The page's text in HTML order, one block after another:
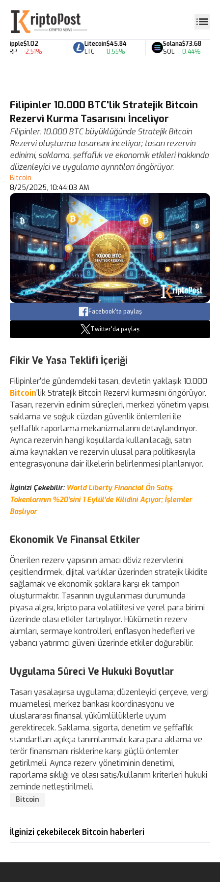
Ripple
XRP
$1.02
-2.51%
Litecoin
LTC
$45.84
0.55%
Solana
SOL
$73.68
0.44%
Filipinler 10.000 BTC'lik Stratejik Bitcoin
Rezervi Kurma Tasarısını İnceliyor
Filipinler, 10.000 BTC büyüklüğünde Stratejik Bitcoin
Rezervi oluşturma tasarısını inceliyor; tasarı rezervin
edinimi, saklama, şeffaflık ve ekonomik etkileri hakkında
düzenleyici ve uygulama ayrıntıları öngörüyor.
Bitcoin
8/25/2025, 10:44:03 AM
Facebook'ta paylaş
Twitter'da paylaş
Fikir Ve Yasa Teklifi İçeriği
Filipinler'de gündemdeki tasarı, devletin yaklaşık 10.000
Bitcoin'lik Stratejik Bitcoin Rezervi kurmasını öngörüyor.
Tasarı, rezervin edinim süreçleri, merkezi yönetim yapısı,
saklama ve soğuk cüzdan güvenlik önlemleri ile
şeffaflık raporlama mekanizmalarını detaylandırıyor.
Ayrıca rezervin hangi koşullarda kullanılacağı, satın
alma kaynakları ve rezervin ulusal para politikasıyla
entegrasyonuna dair ilkelerin belirlenmesi planlanıyor.
İlginizi Çekebilir: World Liberty Financial Ön Satış
Tokenlarının %20'sini 1 Eylül'de Kilidini Açıyor; İşlemler
Başlıyor
Ekonomik Ve Finansal Etkiler
Önerilen rezerv yapısının amacı döviz rezervlerini
çeşitlendirmek, dijital varlıklar üzerinden stratejik likidite
sağlamak ve ekonomik şoklara karşı ek tampon
oluşturmaktır. Tasarının uygulanması durumunda
piyasa algısı, kripto para volatilitesi ve yerel para birimi
üzerinde olası etkiler tartışılıyor. Hükümetin rezerv
alımları, sermaye kontrolleri, enflasyon hedefleri ve
yabancı yatırımcı güveni üzerinde etkiler doğurabilir.
Uygulama Süreci Ve Hukuki Boyutlar
Tasarı yasalaşırsa uygulama; düzenleyici çerçeve, vergi
muamelesi, merkez bankası koordinasyonu ve
uluslararası finansal yükümlülüklerle uyum
gerektirecek. Saklama, sigorta, denetim ve şeffaflık
standartları açıkça tanımlanmalı; kara para aklama ve
terör finansmanı risklerine karşı güçlü önlemler
getirilmeli. Ayrıca rezerv yönetiminin denetimi,
raporlama sıklığı ve olası satış/kullanım kriterleri hukuki
zeminde netleştirilmeli.
Bitcoin
İlginizi çekebilecek Bitcoin haberleri